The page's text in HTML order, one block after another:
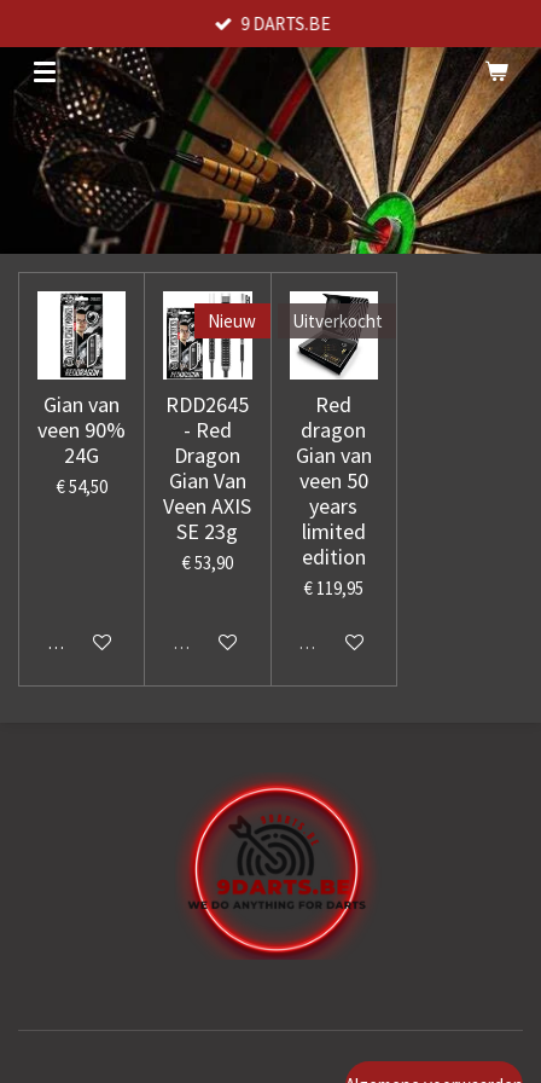
direct
naar
de
hoofdinhoud
9 DARTS.BE
Gian van
veen 90%
24G
€ 54,50
In winkelwagen
Nieuw
RDD2645
- Red
Dragon
Gian Van
Veen AXIS
SE 23g
€ 53,90
Uitverkocht
Uitverkocht
Red
dragon
Gian van
veen 50
years
limited
edition
€ 119,95
Uitverkocht